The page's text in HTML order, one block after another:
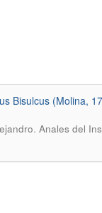
Bisulcus (Molina,
. Anales del